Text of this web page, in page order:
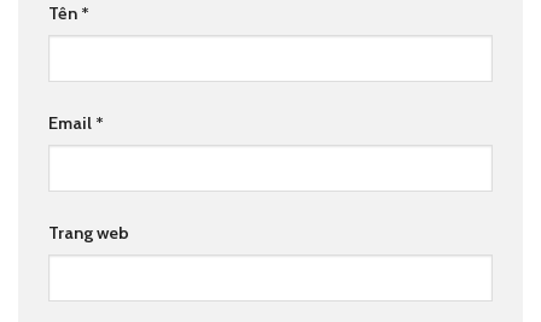
Tên *
Email *
Trang web